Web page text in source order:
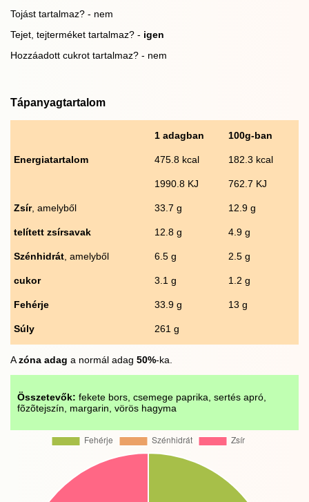
Tojást tartalmaz? - nem
Tejet, tejterméket tartalmaz? - igen
Hozzáadott cukrot tartalmaz? - nem
Tápanyagtartalom
1 adagban 100g-ban
Energiatartalom 475.8 kcal 182.3 kcal
1990.8 KJ 762.7 KJ
Zsír, amelyből 33.7 g 12.9 g
telített zsírsavak 12.8 g 4.9 g
Szénhidrát , amelyből 6.5 g 2.5 g
cukor 3.1 g 1.2 g
Fehérje 33.9 g 13 g
Súly 261 g
Azóna adag a normál adag 50%-ka.
Összetevők: fekete bors, csemege paprika, sertés apró,
fõzõtejszín, margarin, vörös hagyma